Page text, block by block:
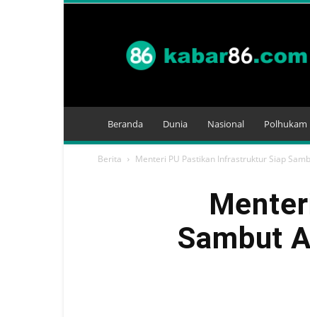
Beranda Dunia Nasional Polhukam
Berita Menteri PU Pastikan Infrastruktur Siap
Sambut